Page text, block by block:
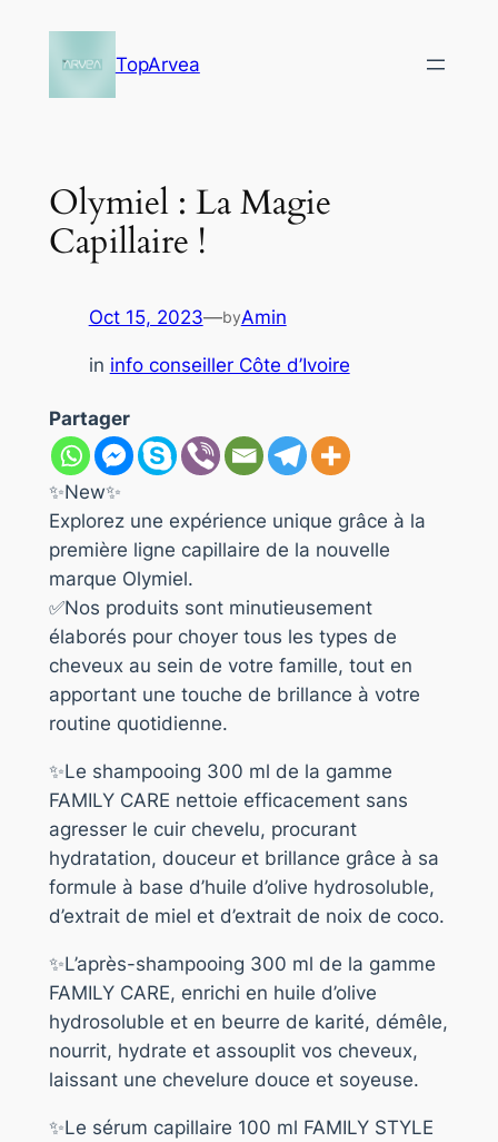
TopArvea
Olymiel : La Magie
Capillaire !
Oct 15, 2023—byAmin
in info conseiller Côte d’Ivoire
Partager
✨New✨
Explorez une expérience unique grâce à la
première ligne capillaire de la nouvelle
marque Olymiel.
✅Nos produits sont minutieusement
élaborés pour choyer tous les types de
cheveux au sein de votre famille, tout en
apportant une touche de brillance à votre
routine quotidienne.
✨Le shampooing 300 ml de la gamme
FAMILY CARE nettoie efficacement sans
agresser le cuir chevelu, procurant
hydratation, douceur et brillance grâce à sa
formule à base d’huile d’olive hydrosoluble,
d’extrait de miel et d’extrait de noix de coco.
✨L’après-shampooing 300 ml de la gamme
FAMILY CARE, enrichi en huile d’olive
hydrosoluble et en beurre de karité, démêle,
nourrit, hydrate et assouplit vos cheveux,
laissant une chevelure douce et soyeuse.
✨Le sérum capillaire 100 ml FAMILY STYLE